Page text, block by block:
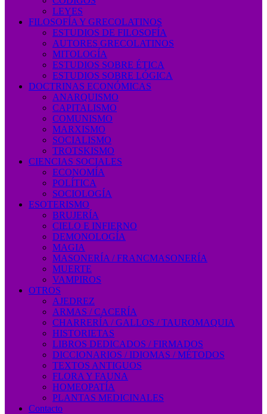
LEYES
FILOSOFÍA Y GRECOLATINOS
ESTUDIOS DE FILOSOFÍA
AUTORES GRECOLATINOS
MITOLOGÍA
ESTUDIOS SOBRE ÉTICA
ESTUDIOS SOBRE LÓGICA
DOCTRINAS ECONÓMICAS
ANARQUISMO
CAPITALISMO
COMUNISMO
MARXISMO
SOCIALISMO
TROTSKISMO
CIENCIAS SOCIALES
ECONOMÍA
POLÍTICA
SOCIOLOGÍA
ESOTERISMO
BRUJERÍA
CIELO E INFIERNO
DEMONOLOGÍA
MAGIA
MASONERÍA / FRANCMASONERÍA
MUERTE
VAMPIROS
OTROS
AJEDREZ
ARMAS / CACERÍA
CHARRERÍA / GALLOS / TAUROMAQUIA
HISTORIETAS
LIBROS DEDICADOS / FIRMADOS
DICCIONARIOS / IDIOMAS / MÉTODOS
TEXTOS ANTIGUOS
FLORA Y FAUNA
HOMEOPATÍA
PLANTAS MEDICINALES
Contacto